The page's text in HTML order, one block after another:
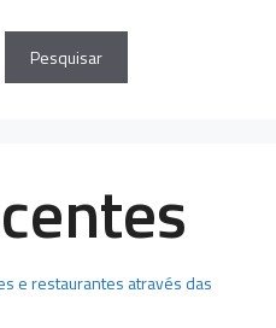
Pesquisar
e restaurantes através das